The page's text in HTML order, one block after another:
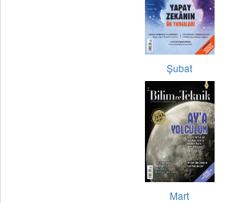
Şubat
Mart